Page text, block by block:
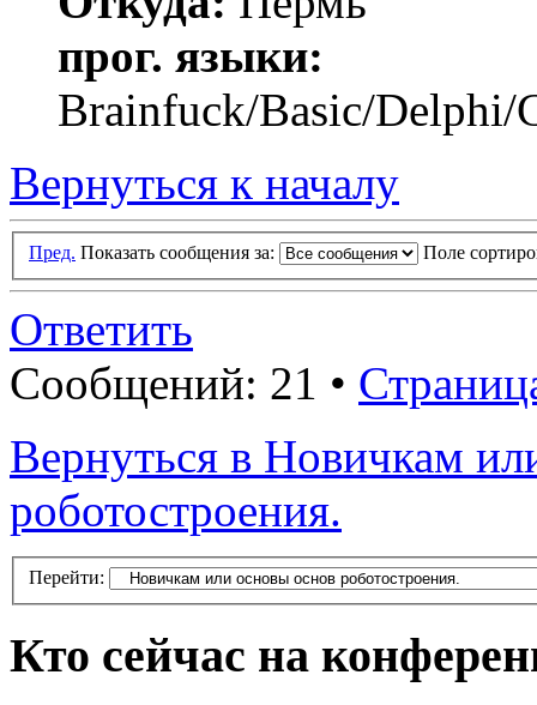
прог. языки:
Brainfuck/Basic/Delphi/
Вернуться к началу
Пред. Показать сообщения за: Поле
Ответить
Сообщений: 21 •
Вернуться в Новичкам
роботостроения.
Перейти:
Кто сейчас на